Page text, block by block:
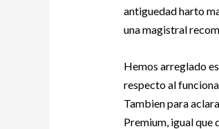
antiguedad harto
una magistral
Hemos arreglado
respecto al
Tambien para
Premium, igual que